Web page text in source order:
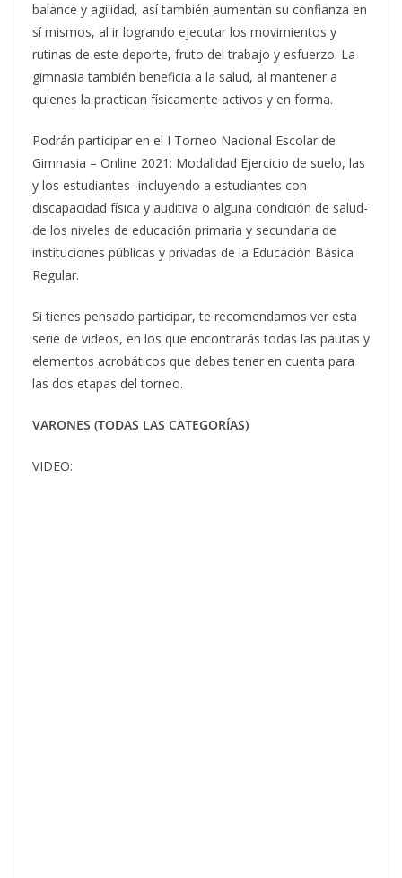
balance y agilidad, así también aumentan su confianza en
sí mismos, al ir logrando ejecutar los movimientos y
rutinas de este deporte, fruto del trabajo y esfuerzo. La
gimnasia también beneficia a la salud, al mantener a
quienes la practican físicamente activos y en forma.
Podrán participar en el I Torneo Nacional Escolar de
Gimnasia – Online 2021: Modalidad Ejercicio de suelo, las
y los estudiantes -incluyendo a estudiantes con
discapacidad física y auditiva o alguna condición de salud-
de los niveles de educación primaria y secundaria de
instituciones públicas y privadas de la Educación Básica
Regular.
Si tienes pensado participar, te recomendamos ver esta
serie de videos, en los que encontrarás todas las pautas y
elementos acrobáticos que debes tener en cuenta para
las dos etapas del torneo.
VARONES (TODAS LAS CATEGORÍAS)
VIDEO: